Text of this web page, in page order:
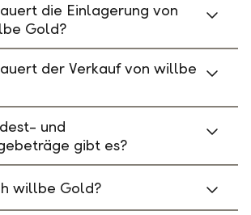
die Einlagerung von
Gold?
der Verkauf von willbe
und
gibt es?
willbe Gold?